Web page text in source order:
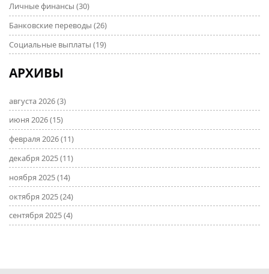
Личные финансы (30)
Банковские переводы (26)
Социальные выплаты (19)
АРХИВЫ
августа 2026(3)
июня 2026(15)
февраля 2026(11)
декабря 2025(11)
ноября 2025(14)
октября 2025(24)
сентября 2025(4)